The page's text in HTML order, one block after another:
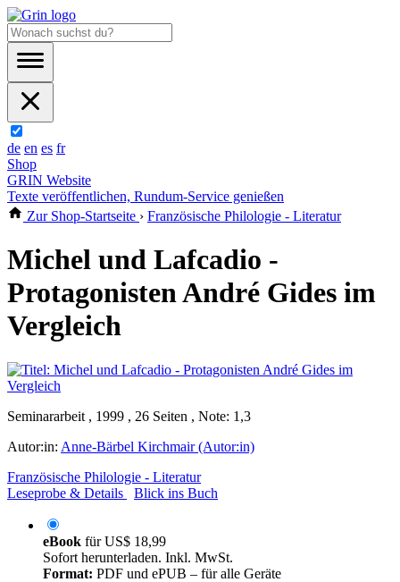
de en es fr
Shop
GRIN Website
Texte veröffentlichen, Rundum-Service genießen
Zur Shop-Startseite › Französische Philologie - Literatur
Michel und Lafcadio -
Protagonisten André Gides im
Vergleich
Seminararbeit , 1999 , 26 Seiten , Note: 1,3
Autor:in: Anne-Bärbel Kirchmair (Autor:in)
Französische Philologie - Literatur
Leseprobe & Details
Blick ins Buch
eBook fürUS$ 18,99
Sofort herunterladen. Inkl. MwSt.
Format: PDF und ePUB – für alle Geräte